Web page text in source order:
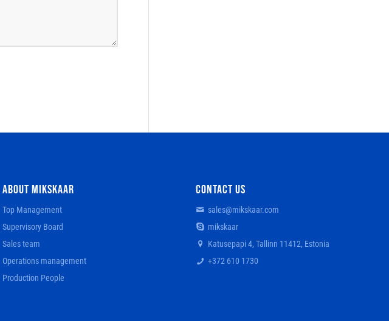
ABOUT MIKSKAAR
Top Management
Supervisory Board
Sales team
Operations management
Production People
CONTACT US
sales@mikskaar.com
mikskaar
Katusepapi 4, Tallinn 11412, Estonia
+372 610 1730